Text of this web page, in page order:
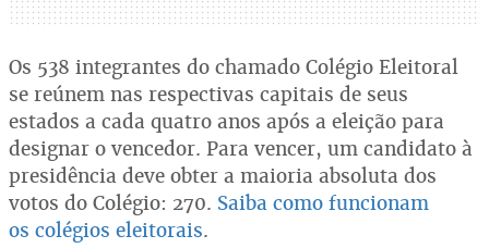
Os 538 integrantes do chamado Colégio Eleitoral
se reúnem nas respectivas capitais de seus
estados a cada quatro anos após a eleição para
designar o vencedor. Para vencer, um candidato à
presidência deve obter a maioria absoluta dos
votos do Colégio: 270. Saiba como funcionam
os colégios eleitorais.